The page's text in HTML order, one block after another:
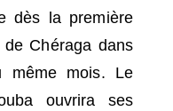
dès la première
Chéraga dans
même mois. Le
ouvrira ses